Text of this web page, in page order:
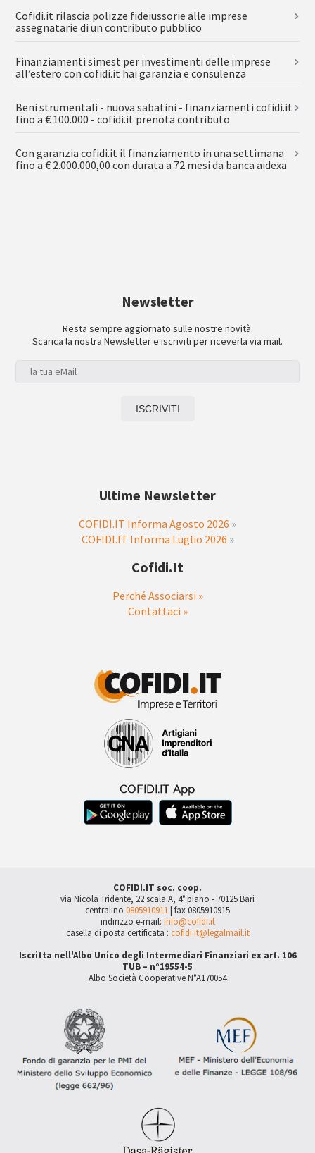
Cofidi.it rilascia polizze fideiussorie alle imprese
assegnatarie di un contributo pubblico
Finanziamenti simest per investimenti delle imprese
all’estero con cofidi.it hai garanzia e consulenza
Beni strumentali - nuova sabatini - finanziamenti cofidi.it
fino a € 100.000 - cofidi.it prenota contributo
Con garanzia cofidi.it il finanziamento in una settimana
fino a € 2.000.000,00 con durata a 72 mesi da banca aidexa
Newsletter
Resta sempre aggiornato sulle nostre novità.
Scarica la nostra Newsletter e iscriviti per riceverla via mail.
Ultime Newsletter
COFIDI.IT Informa Agosto 2026 »
COFIDI.IT Informa Luglio 2026 »
Cofidi.it
Perché Associarsi »
Contattaci »
COFIDI.IT soc. coop.
via Nicola Tridente, 22 scala A, 4° piano - 70125 Bari
centralino 0805910911| fax 0805910915
indirizzo e-mail: info@cofidi.it
casella di posta certificata : cofidi.it@legalmail.it
Iscritta nell'Albo Unico degli Intermediari Finanziari ex art. 106
TUB – n°19554-5
Albo Società Cooperative N°A170054